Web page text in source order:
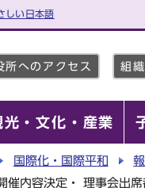
しい日本語
所へのアクセス 組
光・文化・産業
国際化・国際平和
催内容決定・ 理事会出